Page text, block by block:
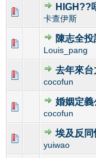
HIGH??
卡查伊斯
0
陳志全
Louis_pang
0
去年來
cocofun
0
婚姻定
cocofun
0
埃及反
yuiwao
0